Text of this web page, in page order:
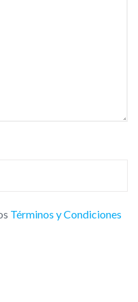
Términos y Condiciones